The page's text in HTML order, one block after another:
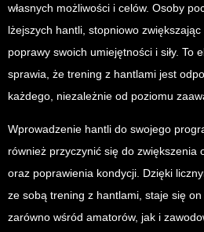
własnych możliwości i celów. Osoby
lżejszych hantli, stopniowo
poprawy swoich umiejętności i siły. To
sprawia, że trening z hantlami jest
każdego, niezależnie od poziomu
Wprowadzenie hantli do swojego
również przyczynić się do zwiększenia
oraz poprawienia kondycji. Dzięki
ze sobą trening z hantlami, staje się
zarówno wśród amatorów, jak i